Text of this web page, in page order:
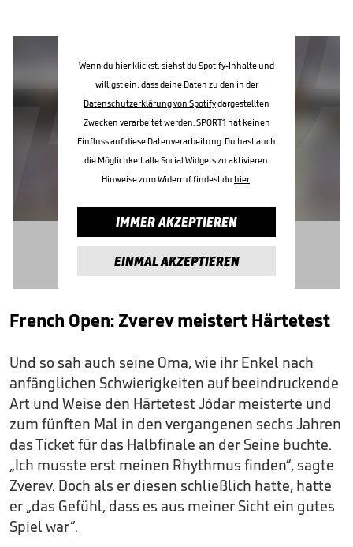
Wenn du hier klickst, siehst du Spotify-Inhalte und
willigst ein, dass deine Daten zu den in der
Datenschutzerklärung von Spotifydargestellten
Zwecken verarbeitet werden. SPORT1 hat keinen
Einfluss auf diese Datenverarbeitung. Du hast auch
die Möglichkeit alle Social Widgets zu aktivieren.
Hinweise zum Widerruf findest du hier.
IMMER AKZEPTIEREN
EINMAL AKZEPTIEREN
French Open: Zverev meistert Härtetest
Und so sah auch seine Oma, wie ihr Enkel nach
anfänglichen Schwierigkeiten auf beeindruckende
Art und Weise den Härtetest Jódar meisterte und
zum fünften Mal in den vergangenen sechs Jahren
das Ticket für das Halbfinale an der Seine buchte.
„Ich musste erst meinen Rhythmus finden“, sagte
Zverev. Doch als er diesen schließlich hatte, hatte
er „das Gefühl, dass es aus meiner Sicht ein gutes
Spiel war“.